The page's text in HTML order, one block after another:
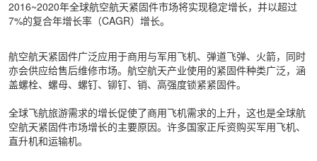
2016~2020年全球航空航天紧固件市场将实现稳定增长，并以超过
7%的复合年增长率（CAGR）增长。
航空航天紧固件广泛应用于商用与军用飞机、弹道飞弹、火箭，同时
亦会供应给售后维修市场。航空航天产业使用的紧固件种类广泛，涵
盖螺栓、螺母、螺钉、铆钉、销、高强度锁紧紧固件。
全球飞航旅游需求的增长促使了商用飞机需求的上升，这也是全球航
空航天紧固件市场增长的主要原因。许多国家正斥资购买军用飞机、
直升机和运输机。